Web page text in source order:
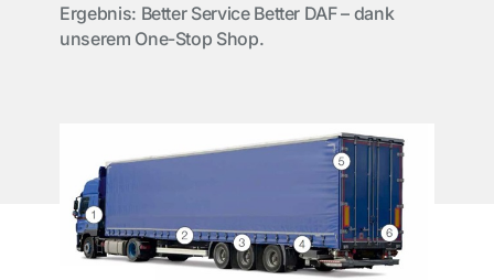
Ergebnis: Better Service Better DAF – dank
unserem One-Stop Shop.